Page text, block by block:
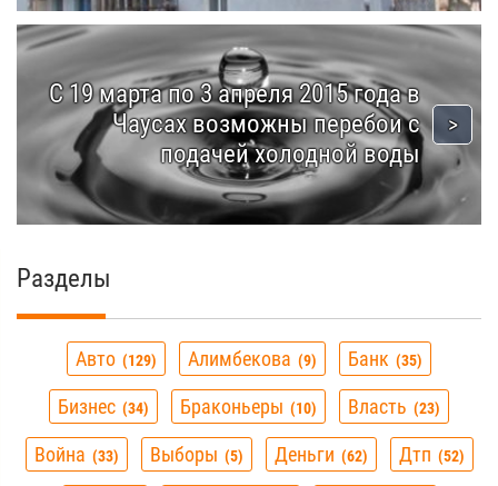
С 19 марта по 3 апреля 2015 года в
Чаусах возможны перебои с
подачей холодной воды
Разделы
Авто 129 Алимбекова 9 Банк 35
Бизнес 34 Браконьеры 10 Власть 23
Война 33 Выборы 5 Деньги 62 Дтп 52